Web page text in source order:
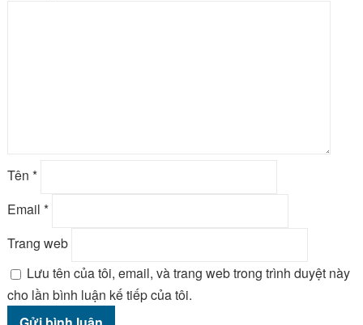
Tên *
Email *
Trang web
Lưu tên của tôi, email, và trang web trong trình duyệt này
cho lần bình luận kế tiếp của tôi.